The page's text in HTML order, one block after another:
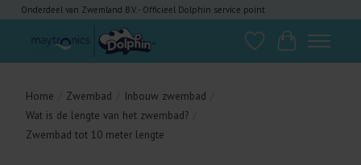
Onderdeel van Zwemland B.V. - Officieel Dolphin service point
VerlanglijstWinkelwagen
Home Zwembad Inbouw zwembad
Wat is de lengte van het zwembad?
Zwembad tot 10 meter lengte